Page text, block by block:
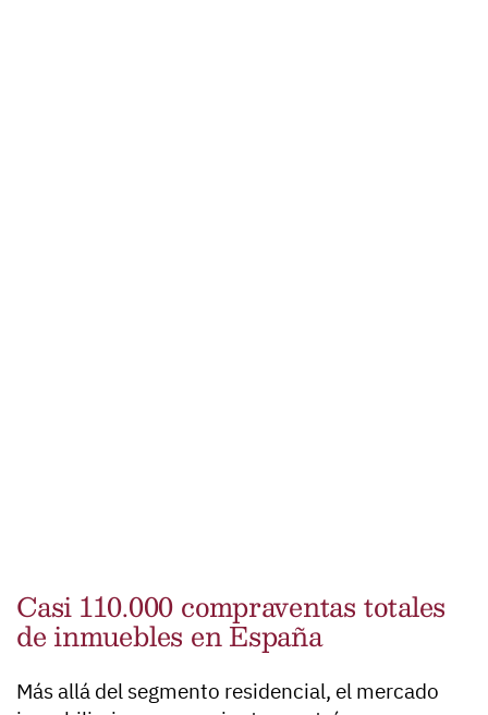
Casi 110.000 compraventas totales
de inmuebles en España
Más allá del segmento residencial, el mercado